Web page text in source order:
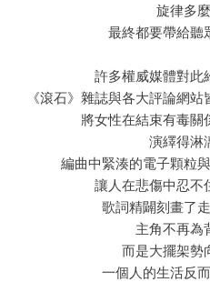
旋律多
最終都要帶給聽
許多權威媒體對此
《滾石》雜誌與各大評論網
將女性在結束有毒關
演繹得淋
編曲中緊湊的電子顆粒
讓人在悲傷中忍不
歌詞精闢刻畫了
主角不再為
而是大擺架勢
一個人的生活反